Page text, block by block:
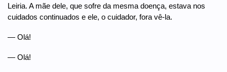
Leiria. A mãe dele, que sofre da mesma doença, estava nos
cuidados continuados e ele, o cuidador, fora vê-la.
— Olá!
— Olá!